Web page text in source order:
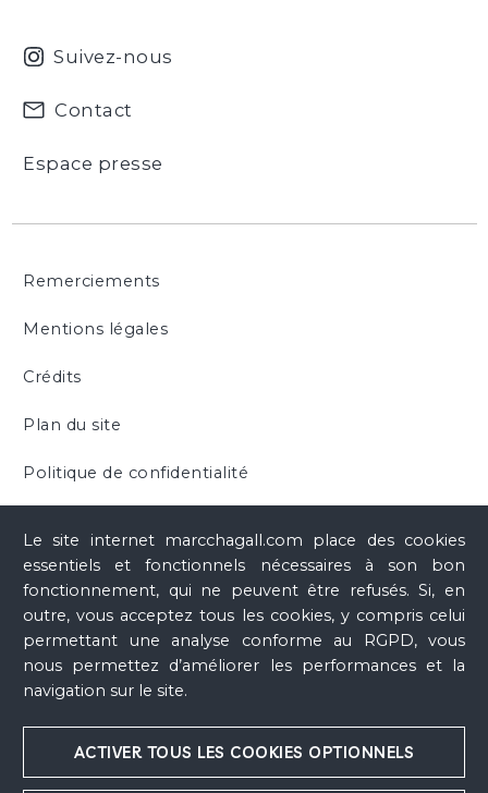
Le site internet marcchagall.com place des cookies
essentiels et fonctionnels nécessaires à son bon
fonctionnement, qui ne peuvent être refusés. Si, en
outre, vous acceptez tous les cookies, y compris celui
permettant une analyse conforme au RGPD, vous
nous permettez d’améliorer les performances et la
navigation sur le site.
ACTIVER TOUS LES COOKIES OPTIONNELS
Suivez-nous
Contact
Espace presse
Remerciements
Mentions légales
Crédits
Plan du site
Politique de confidentialité